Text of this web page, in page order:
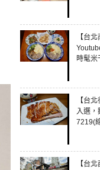
【台
時髦米
【台
入選，
7219(
【台